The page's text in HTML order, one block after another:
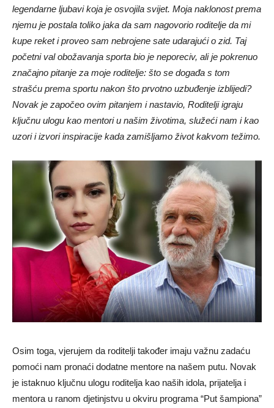
legendarne ljubavi koja je osvojila svijet. Moja naklonost prema
njemu je postala toliko jaka da sam nagovorio roditelje da mi
kupe reket i proveo sam nebrojene sate udarajući o zid. Taj
početni val obožavanja sporta bio je neporeciv, ali je pokrenuo
značajno pitanje za moje roditelje: što se događa s tom
strašću prema sportu nakon što prvotno uzbuđenje izblijedi?
Novak je započeo ovim pitanjem i nastavio, Roditelji igraju
ključnu ulogu kao mentori u našim životima, služeći nam i kao
uzori i izvori inspiracije kada zamišljamo život kakvom težimo.
Osim toga, vjerujem da roditelji također imaju važnu zadaću
pomoći nam pronaći dodatne mentore na našem putu. Novak
je istaknuo ključnu ulogu roditelja kao naših idola, prijatelja i
mentora u ranom djetinjstvu u okviru programa “Put šampiona”